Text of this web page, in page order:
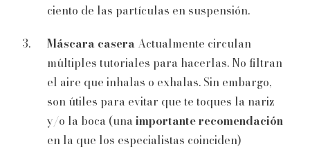
ciento de las partículas en suspensión.
Máscara caseraActualmente circulan
múltiples tutoriales para hacerlas. No filtran
el aire que inhalas o exhalas. Sin embargo,
son útiles para evitar que te toques la nariz
y/o la boca (una importante recomendación
en la que los especialistas coinciden)